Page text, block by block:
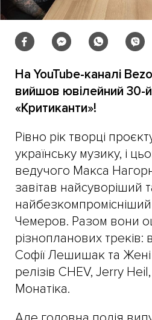
На YouTube-каналі
вийшов ювілейний 30-
«Критиканти»!
Рівно рік творці
українську музику, і
ведучого Макса
завітав найсуворіший
Чемеров. Разом вони
різнопланових треків:
Софії Лешишак та
релізів CHEV, Jerry
Монатіка.